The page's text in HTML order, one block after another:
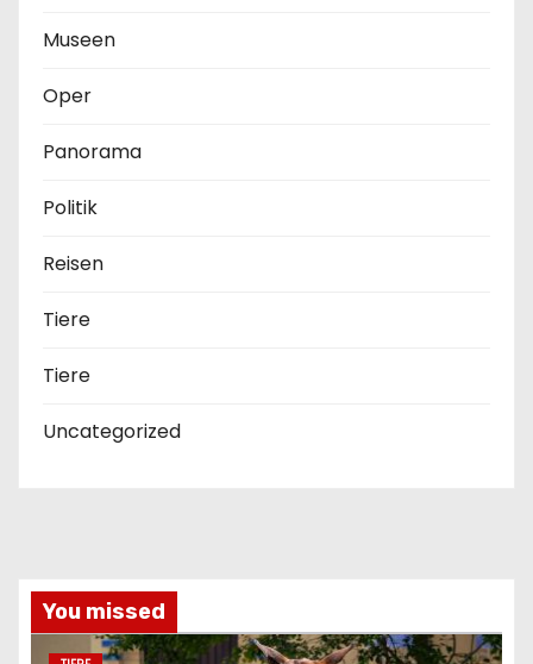
Museen
Oper
Panorama
Politik
Reisen
Tiere
Tiere
Uncategorized
You missed